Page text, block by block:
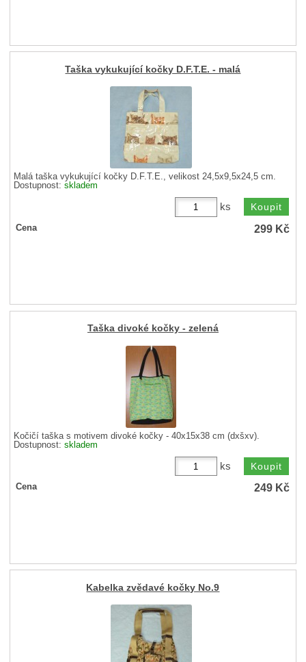
Taška vykukující kočky D.F.T.E. - malá
Malá taška vykukující kočky D.F.T.E., velikost 24,5x9,5x24,5 cm.
Dostupnost:skladem
ks
Cena 299 Kč
Taška divoké kočky - zelená
Kočičí taška s motivem divoké kočky - 40x15x38 cm (dxšxv).
Dostupnost:skladem
ks
Cena 249 Kč
Kabelka zvědavé kočky No.9